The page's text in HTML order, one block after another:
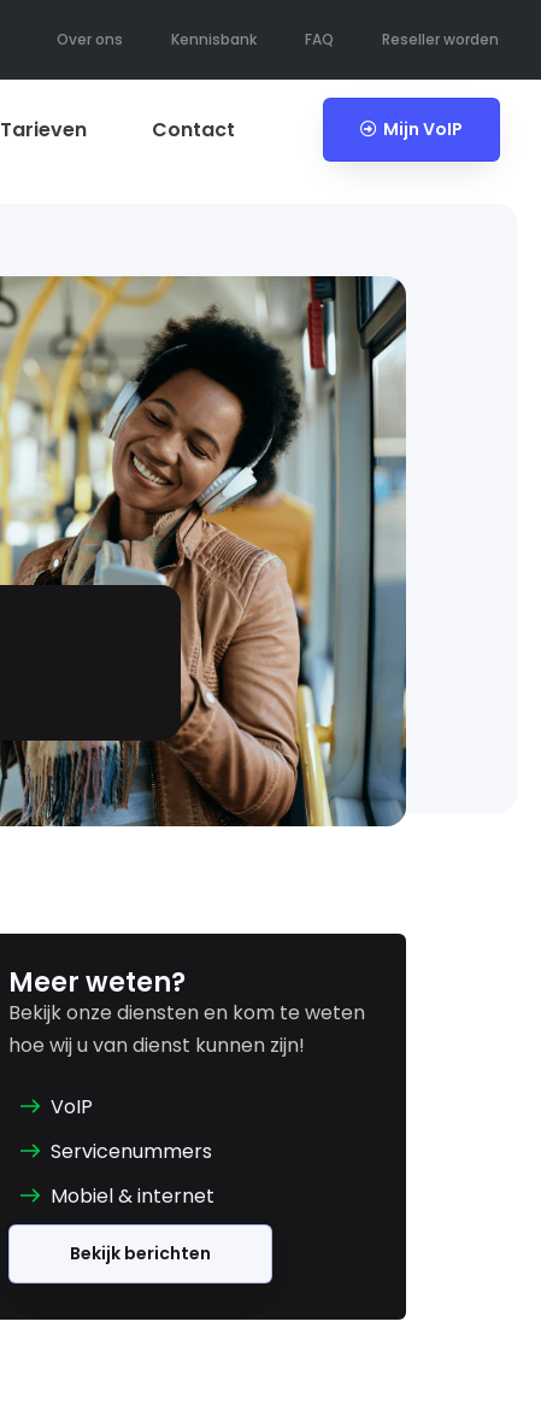
Over ons Kennisbank FAQ Reseller worden
Tarieven Contact Mijn VoIP
Meer weten?
Bekijk onze diensten en kom te weten
hoe wij u van dienst kunnen zijn!
VoIP
Servicenummers
Mobiel & internet
Bekijk berichten